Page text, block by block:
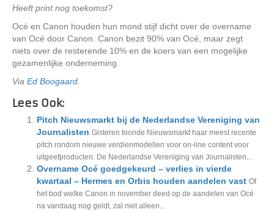
Heeft print nog toekomst?
Océ en Canon houden hun mond stijf dicht over de overname
van Océ door Canon. Canon bezit 90% van Océ, maar zegt
niets over de resterende 10% en de koers van een mogelijke
gezamenlijke onderneming.
Via Ed Boogaard
Lees Ook:
Pitch Nieuwsmarkt bij de Nederlandse Vereniging van
Journalisten Gisteren toonde Nieuwsmarkt haar meest recente
pitch rondom nieuwe verdienmodellen voor on-line content voor
uitgeefproducten. De Nederlandse Vereniging van Journalisten...
Overname Océ goedgekeurd – verlies in vierde
kwartaal – Hermes en Orbis houden aandelen vast Of
het bod welke Canon in november deed op de aandelen van Océ
na vandaag nog geldt, zal niet alleen...